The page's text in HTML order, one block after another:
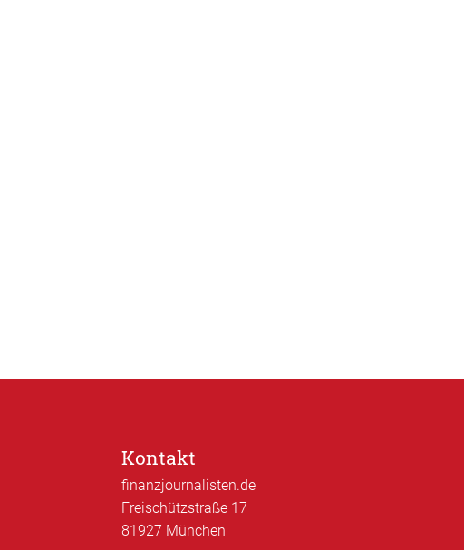
Kontakt
finanzjournalisten.de
Freischützstraße 17
81927 München